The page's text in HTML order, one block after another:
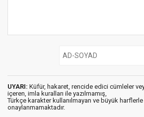
UYARI: Küfür, hakaret, rencide edici cümleler
içeren, imla kuralları ile yazılmamış,
Türkçe karakter kullanılmayan ve büyük harflerle
onaylanmamaktadır.